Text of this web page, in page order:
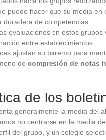
puede hacer que su media en
duradera de competencias
evaluaciones en estos
entre establecimientos
ajustan su baremo para
de compresión de notas
de los
generalmente la media del
no centrarse en la media
del grupo, y un colegio